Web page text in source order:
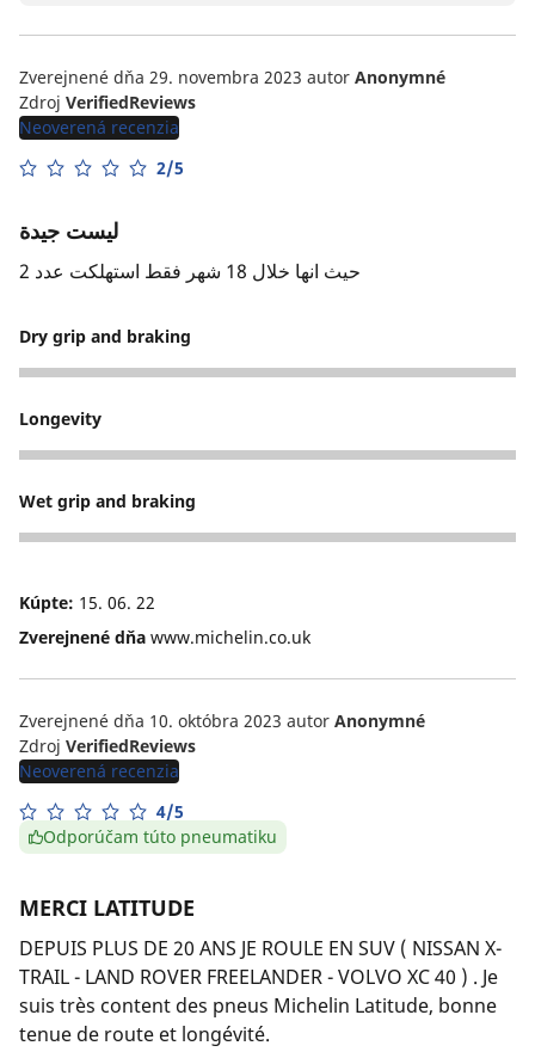
Zverejnené dňa 29. novembra 2023 autor Anonymné
Zdroj VerifiedReviews
Neoverená recenzia
2/5
ليست جيدة
حيث انها خلال 18 شهر فقط استهلكت عدد 2
Dry grip and braking
3
Longevity
3
Wet grip and braking
3
Kúpte: 15. 06. 22
Zverejnené dňa www.michelin.co.uk
Zverejnené dňa 10. októbra 2023 autor Anonymné
Zdroj VerifiedReviews
Neoverená recenzia
4/5
Odporúčam túto pneumatiku
MERCI LATITUDE
DEPUIS PLUS DE 20 ANS JE ROULE EN SUV ( NISSAN X-
TRAIL - LAND ROVER FREELANDER - VOLVO XC 40 ) . Je
suis très content des pneus Michelin Latitude, bonne
tenue de route et longévité.